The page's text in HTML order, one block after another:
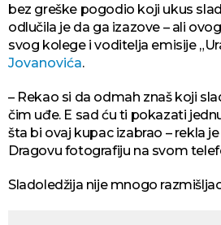
bez greške pogodio koji ukus
odlučila je da ga izazove – ali
svog kolege i voditelja emisije
Jovanovića.
– Rekao si da odmah znaš koji
čim uđe. E sad ću ti pokazati
šta bi ovaj kupac izabrao – rekla
Dragovu fotografiju na svom
Sladoledžija nije mnogo